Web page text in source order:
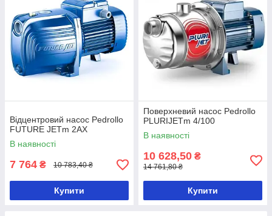
Відцентровий насос Pedrollo
FUTURE JETm 2AX
В наявності
7 764 ₴ 10 783,40 ₴
Купити
Поверхневий насос Pedrollo
PLURIJETm 4/100
В наявності
10 628,50 ₴
14 761,80 ₴
Купити